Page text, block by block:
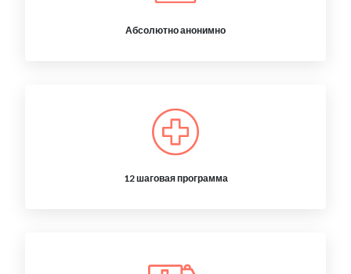
Абсолютно анонимно
12 шаговая программа